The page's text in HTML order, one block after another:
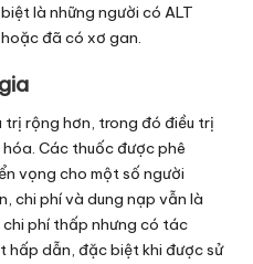
là những người có ALT
đã có xơ gan.
trị rộng hơn, trong đó điều trị
Các thuốc được phê
vọng cho một số người
chi phí và dung nạp vẫn là
phí thấp nhưng có tác
hấp dẫn, đặc biệt khi được sử